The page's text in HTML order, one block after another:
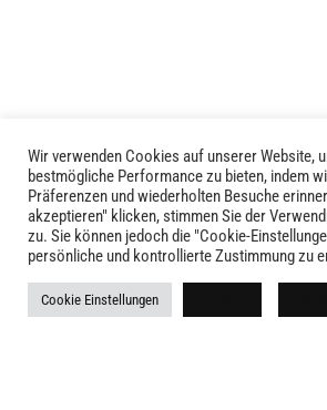
LIVID © 2024
Kontakt
Versandkosten
Wir verwenden Cookies auf unserer Website,
bestmögliche Performance zu bieten, indem
Präferenzen und wiederholten Besuche
akzeptieren" klicken, stimmen Sie der
zu. Sie können jedoch die "Cookie-
persönliche und kontrollierte Zustimmung zu
Cookie Einstellungen